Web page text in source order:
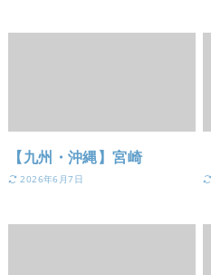
【九州・沖縄】宮崎
2026年6月7日